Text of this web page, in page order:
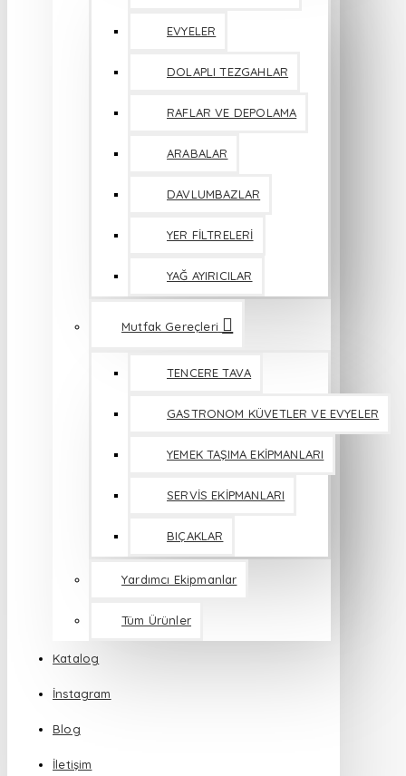
EVYELER
DOLAPLI TEZGAHLAR
RAFLAR VE DEPOLAMA
ARABALAR
DAVLUMBAZLAR
YER FİLTRELERİ
YAĞ AYIRICILAR
Mutfak Gereçleri
TENCERE TAVA
GASTRONOM KÜVETLER VE EVYELER
YEMEK TAŞIMA EKİPMANLARI
SERVİS EKİPMANLARI
BIÇAKLAR
Yardımcı Ekipmanlar
Tüm Ürünler
Katalog
İnstagram
Blog
İletişim